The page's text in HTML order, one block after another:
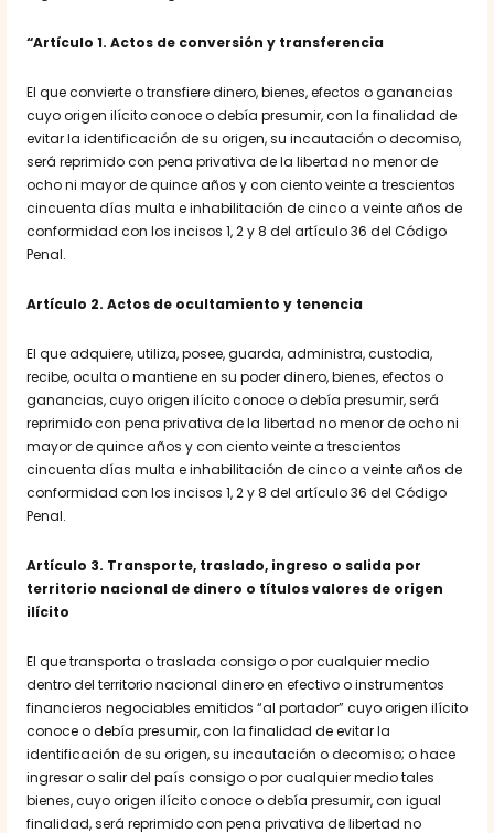
“Artículo 1. Actos de conversión y transferencia
El que convierte o transfiere dinero, bienes, efectos o ganancias
cuyo origen ilícito conoce o debía presumir, con la finalidad de
evitar la identificación de su origen, su incautación o decomiso,
será reprimido con pena privativa de la libertad no menor de
ocho ni mayor de quince años y con ciento veinte a trescientos
cincuenta días multa e inhabilitación de cinco a veinte años de
conformidad con los incisos 1, 2 y 8 del artículo 36 del Código
Penal.
Artículo 2. Actos de ocultamiento y tenencia
El que adquiere, utiliza, posee, guarda, administra, custodia,
recibe, oculta o mantiene en su poder dinero, bienes, efectos o
ganancias, cuyo origen ilícito conoce o debía presumir, será
reprimido con pena privativa de la libertad no menor de ocho ni
mayor de quince años y con ciento veinte a trescientos
cincuenta días multa e inhabilitación de cinco a veinte años de
conformidad con los incisos 1, 2 y 8 del artículo 36 del Código
Penal.
Artículo 3. Transporte, traslado, ingreso o salida por
territorio nacional de dinero o títulos valores de origen
ilícito
El que transporta o traslada consigo o por cualquier medio
dentro del territorio nacional dinero en efectivo o instrumentos
financieros negociables emitidos “al portador” cuyo origen ilícito
conoce o debía presumir, con la finalidad de evitar la
identificación de su origen, su incautación o decomiso; o hace
ingresar o salir del país consigo o por cualquier medio tales
bienes, cuyo origen ilícito conoce o debía presumir, con igual
finalidad, será reprimido con pena privativa de libertad no